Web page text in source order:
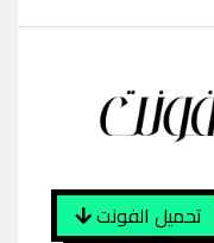
تحميل الفونت